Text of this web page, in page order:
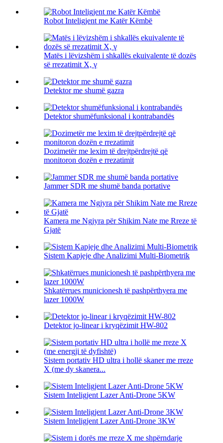
Robot Inteligjent me Katër Këmbë
Matës i lëvizshëm i shkallës ekuivalente të dozës
së rrezatimit X, γ
Detektor me shumë gazra
Detektor shumëfunksional i kontrabandës
Dozimetër me lexim të drejtpërdrejtë që
monitoron dozën e rrezatimit
Jammer SDR me shumë banda portative
Kamera me Ngjyra për Shikim Nate me Rreze të
Gjatë
Sistem Kapjeje dhe Analizimi Multi-Biometrik
Shkatërrues municionesh të pashpërthyera me
lazer 1000W
Detektor jo-linear i kryqëzimit HW-802
Sistem portativ HD ultra i hollë skaner me rreze
X (me dy skanera...
Sistem Inteligjent Lazer Anti-Drone 5KW
Sistem Inteligjent Lazer Anti-Drone 3KW